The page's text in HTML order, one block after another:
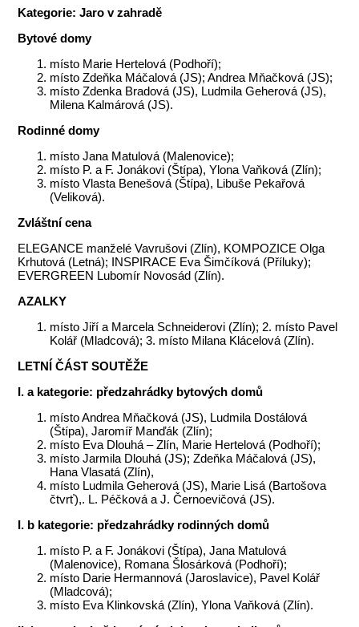
Kategorie: Jaro v zahradě
Bytové domy
místo Marie Hertelová (Podhoří);
místo Zdeňka Máčalová (JS); Andrea Mňačková (JS);
místo Zdenka Bradová (JS), Ludmila Geherová (JS),
Milena Kalmárová (JS).
Rodinné domy
místo Jana Matulová (Malenovice);
místo P. a F. Jonákovi (Štípa), Ylona Vaňková (Zlín);
místo Vlasta Benešová (Štípa), Libuše Pekařová
(Veliková).
Zvláštní cena
ELEGANCE manželé Vavrušovi (Zlín), KOMPOZICE Olga
Krhutová (Letná); INSPIRACE Eva Šimčíková (Příluky);
EVERGREEN Lubomír Novosád (Zlín).
AZALKY
místo Jiří a Marcela Schneiderovi (Zlín); 2. místo Pavel
Kolář (Mladcová); 3. místo Milana Klácelová (Zlín).
LETNÍ ČÁST SOUTĚŽE
I. a kategorie: předzahrádky bytových domů
místo Andrea Mňačková (JS), Ludmila Dostálová
(Štípa), Jaromíř Manďák (Zlín);
místo Eva Dlouhá – Zlín, Marie Hertelová (Podhoří);
místo Jarmila Dlouhá (JS); Zdeňka Máčalová (JS),
Hana Vlasatá (Zlín),
místo Ludmila Geherová (JS), Marie Lisá (Bartošova
čtvrť),. L. Péčková a J. Černoevičová (JS).
I. b kategorie: předzahrádky rodinných domů
místo P. a F. Jonákovi (Štípa), Jana Matulová
(Malenovice), Romana Šlosárková (Podhoří);
místo Darie Hermannová (Jaroslavice), Pavel Kolář
(Mladcová);
místo Eva Klinkovská (Zlín), Ylona Vaňková (Zlín).